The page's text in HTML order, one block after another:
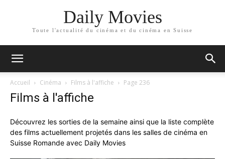
Daily Movies
Toute l'actualité du cinéma et du cinéma en Suisse
Accueil Cinéma Films à l'affiche Page 236
Films à l'affiche
Découvrez les sorties de la semaine ainsi que la liste complète
des films actuellement projetés dans les salles de cinéma en
Suisse Romande avec Daily Movies